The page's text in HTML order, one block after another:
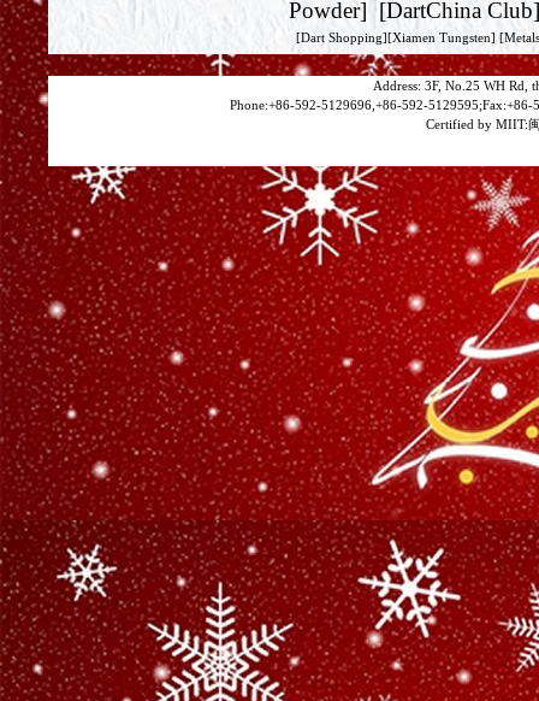
Powder] [DartChina Club
[Dart Shopping][Xiamen Tungsten]
Address: 3F, No.25 WH Rd,
Phone:+86-592-5129696,+86-592-
Certified by MIIT: